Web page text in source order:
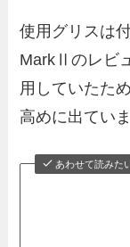
使用グリスは
MarkⅡのレビ
用していたた
高めに出てい
あわせて読みた